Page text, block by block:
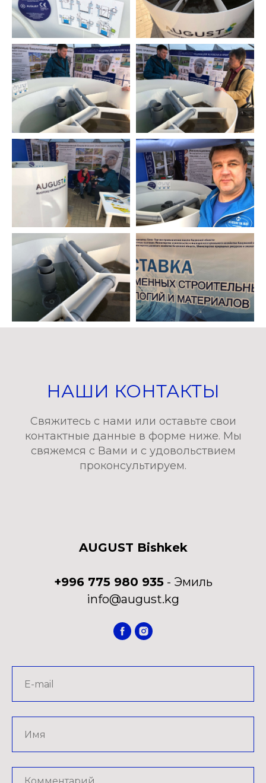
НАШИ КОНТАКТЫ
Свяжитесь с нами или оставьте свои
контактные данные в форме ниже. Мы
свяжемся с Вами и с удовольствием
проконсультируем.
AUGUST Bishkek
+996 775 980 935- Эмиль
info@august.kg